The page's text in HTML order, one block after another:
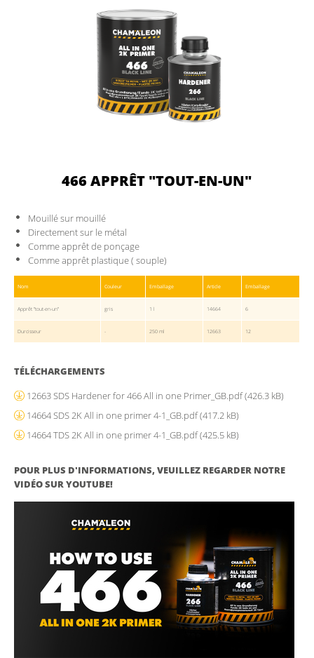
466 APPRÊT "TOUT-EN-UN"
Mouillé sur mouillé
Directement sur le métal
Comme apprêt de ponçage
Comme apprêt plastique ( souple)
Nom Couleur Emballage Article Emballage
Apprêt "tout-en-un" gris 1 l 14664 6
Durcisseur - 250 ml 12663 12
TÉLÉCHARGEMENTS
12663 SDS Hardener for 466 All in one Primer_GB.pdf(426.3 kB)
14664 SDS 2K All in one primer 4-1_GB.pdf(417.2 kB)
14664 TDS 2K All in one primer 4-1_GB.pdf(425.5 kB)
POUR PLUS D'INFORMATIONS, VEUILLEZ REGARDER NOTRE
VIDÉO SUR YOUTUBE!